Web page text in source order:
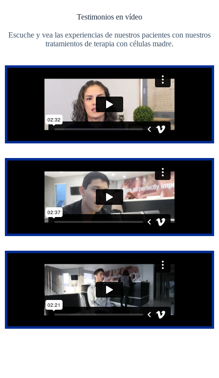
Testimonios en vídeo
Escuche y vea las experiencias de nuestros pacientes con nuestros
tratamientos de terapia con células madre.